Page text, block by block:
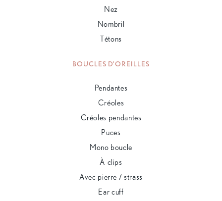
Nez
Nombril
Tétons
BOUCLES D'OREILLES
Pendantes
Créoles
Créoles pendantes
Puces
Mono boucle
À clips
Avec pierre / strass
Ear cuff